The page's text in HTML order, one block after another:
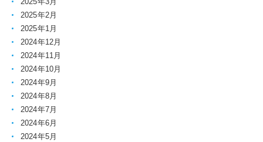
2025年2月
2025年1月
2024年12月
2024年11月
2024年10月
2024年9月
2024年8月
2024年7月
2024年6月
2024年5月